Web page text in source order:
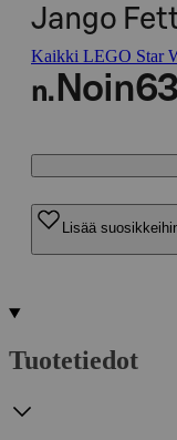
Jango
Kaikki LEGO Star
n. Noin
Lisää
Tuotetiedot